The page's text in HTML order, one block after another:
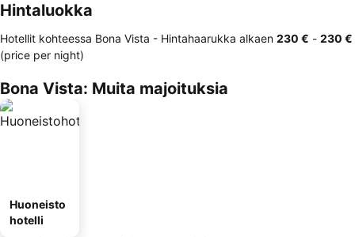
Hintaluokka
Hotellit kohteessa Bona Vista - Hintahaarukka alkaen ‎230 € - ‎230 €
(price per night)
Bona Vista: Muita majoituksia
Huoneisto
hotelli